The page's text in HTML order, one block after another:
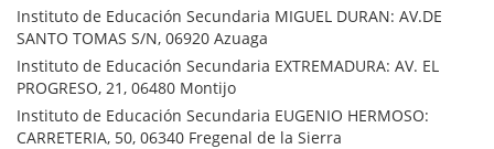
Instituto de Educación Secundaria MIGUEL DURAN: AV.DE
SANTO TOMAS S/N, 06920 Azuaga
Instituto de Educación Secundaria EXTREMADURA: AV. EL
PROGRESO, 21, 06480 Montijo
Instituto de Educación Secundaria EUGENIO HERMOSO:
CARRETERIA, 50, 06340 Fregenal de la Sierra